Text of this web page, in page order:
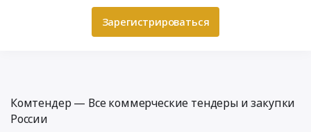
Зарегистрироваться
Комтендер — Все коммерческие тендеры и закупки
России